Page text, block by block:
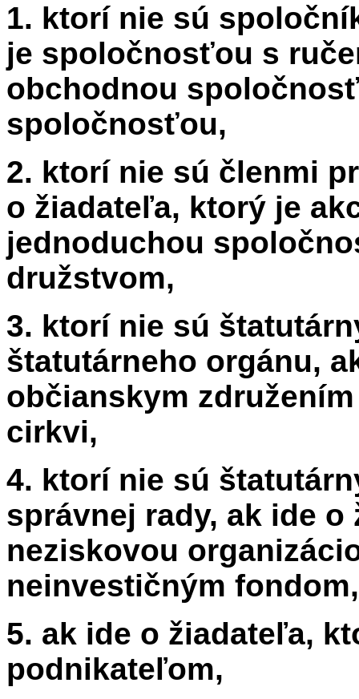
1. ktorí nie sú
je spoločnosťou s
obchodnou
spoločnosťou,
2. ktorí nie sú členmi
o žiadateľa, ktorý je
jednoduchou
družstvom,
3. ktorí nie sú
štatutárneho orgánu,
občianskym
cirkvi,
4. ktorí nie sú
správnej rady, ak ide
neziskovou
neinvestičným fondom,
5. ak ide o žiadateľa,
podnikateľom,